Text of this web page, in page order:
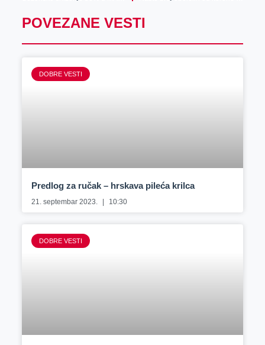
POVEZANE VESTI
DOBRE VESTI
Predlog za ručak – hrskava pileća krilca
21. septembar 2023. 10:30
DOBRE VESTI